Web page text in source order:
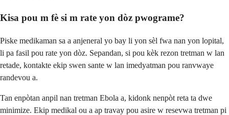
Kisa pou m fè si m rate yon dòz pwograme?
Piske medikaman sa a anjeneral yo bay li yon sèl fwa nan yon lopital,
li pa fasil pou rate yon dòz. Sepandan, si pou kèk rezon tretman w lan
retade, kontakte ekip swen sante w lan imedyatman pou ranvwaye
randevou a.
Tan enpòtan anpil nan tretman Ebola a, kidonk nenpòt reta ta dwe
minimize. Ekip medikal ou a ap travay pou asire w resevwa tretman pi